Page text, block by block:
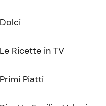
Dolci
Le Ricette in TV
Primi Piatti